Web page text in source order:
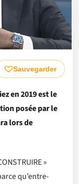
Sauvegarder
en 2019 est le
posée par le
lors de
»
qu’entre-